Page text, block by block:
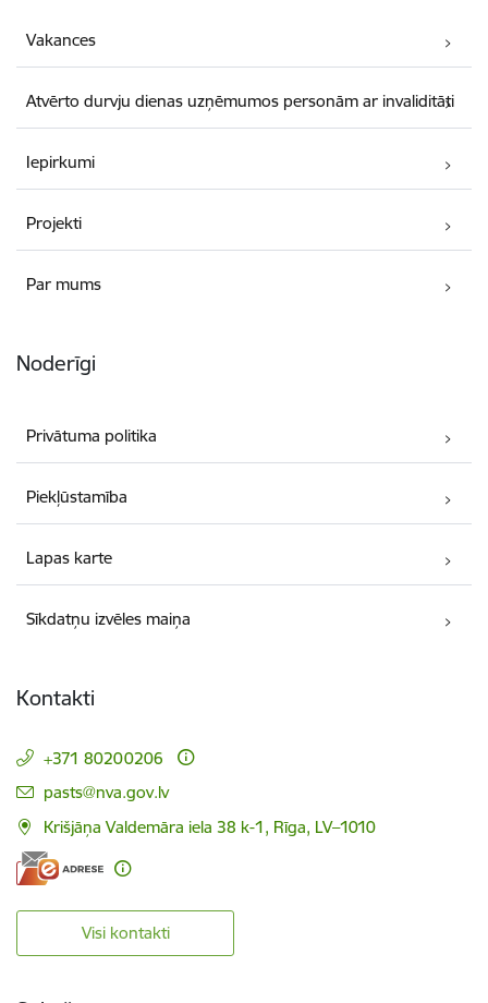
Vakances
Atvērto durvju dienas uzņēmumos personām ar invaliditāti
Iepirkumi
Projekti
Par mums
Noderīgi
Privātuma politika
Piekļūstamība
Lapas karte
Sīkdatņu izvēles maiņa
Kontakti
+371 80200206
E-pasts:
pasts@nva.gov.lv
Krišjāņa Valdemāra iela 38 k-1, Rīga, LV–1010
Visi kontakti